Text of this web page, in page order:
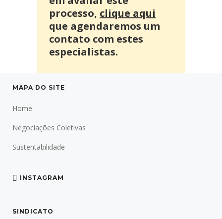
processo, clique aqui
que agendaremos um
contato com estes
especialistas.
MAPA DO SITE
Home
Negociações Coletivas
Sustentabilidade
INSTAGRAM
SINDICATO